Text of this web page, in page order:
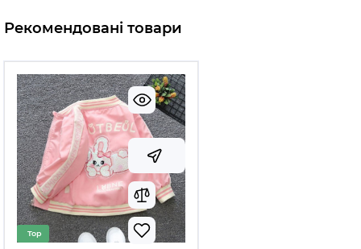
Рекомендовані товари
Top